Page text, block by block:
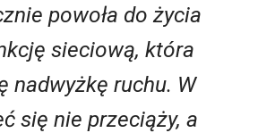
powoła do życia
sieciową, która
nadwyżkę ruchu. W
się nie przeciąży, a